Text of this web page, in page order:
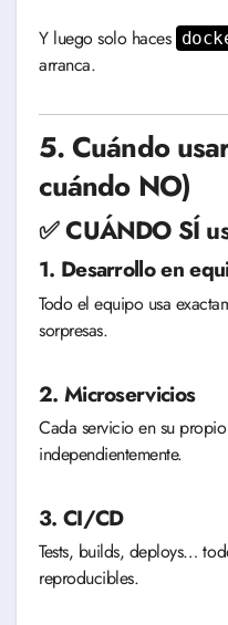
Y luego solo haces
arranca.
5. Cuándo
cuándo NO)
✅ CUÁNDO SÍ
1. Desarrollo en
Todo el equipo usa
sorpresas.
2. Microservicios
Cada servicio en su
independientemente.
3. CI/CD
Tests, builds, deploys…
reproducibles.